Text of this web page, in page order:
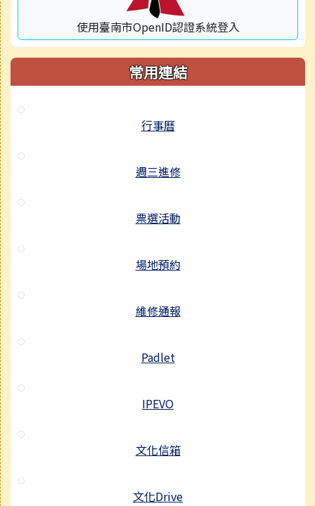
使用臺南市OpenID認證系統登入
常用連結
行事曆
週三進修
票選活動
場地預約
維修通報
Padlet
IPEVO
文化信箱
文化Drive